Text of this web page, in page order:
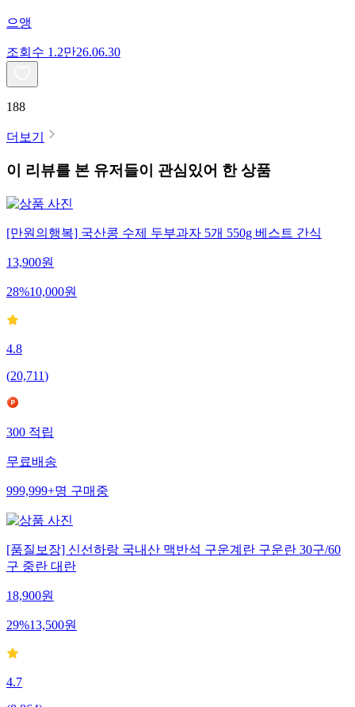
으앵
조회수 1.2만26.06.30
188
더보기
이 리뷰를 본 유저들이 관심있어 한 상품
[만원의행복] 국산콩 수제 두부과자 5개 550g 베스트 간식
13,900원
28%10,000원
4.8
(20,711)
300 적립
무료배송
999,999+명 구매중
[품질보장] 신선하랑 국내산 맥반석 구운계란 구운란 30구/60
구 중란 대란
18,900원
29%13,500원
4.7